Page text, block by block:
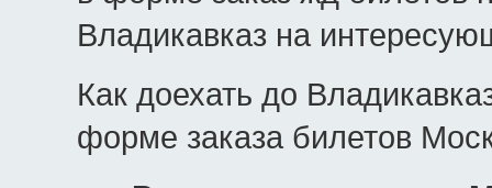
Владикавказ на
Как доехать до
форме заказа билетов